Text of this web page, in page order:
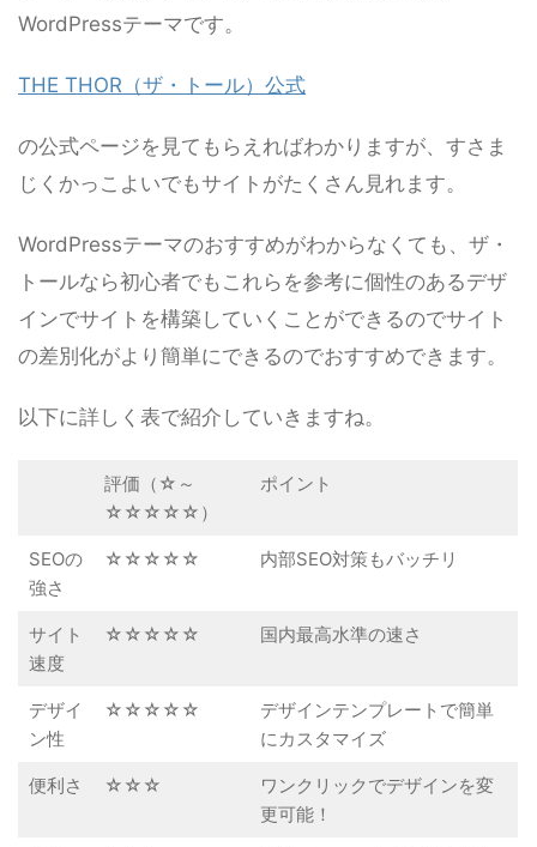
WordPressテーマです。
THE THOR（ザ・トール）公式
の公式ページを見てもらえればわかりますが、すさま
じくかっこよいでもサイトがたくさん見れます。
WordPressテーマのおすすめがわからなくても、ザ・
トールなら初心者でもこれらを参考に個性のあるデザ
インでサイトを構築していくことができるのでサイト
の差別化がより簡単にできるのでおすすめできます。
以下に詳しく表で紹介していきますね。
評価（☆～
☆☆☆☆☆）
ポイント
SEOの
強さ
☆☆☆☆☆ 内部SEO対策もバッチリ
サイト
速度
☆☆☆☆☆ 国内最高水準の速さ
デザイ
ン性
☆☆☆☆☆
デザインテンプレートで簡単
にカスタマイズ
便利さ ☆☆☆
ワンクリックでデザインを変
更可能！